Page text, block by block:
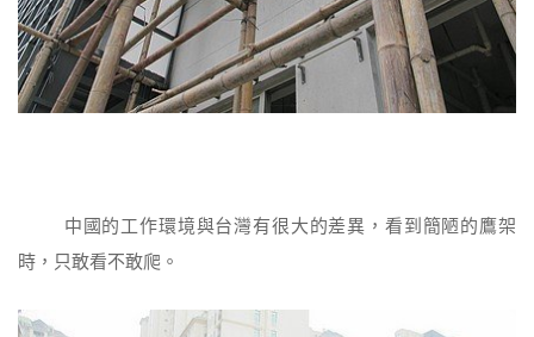
中國的工作環境與台灣有很大的差異，看到簡陋的鷹架
時，只敢看不敢爬。